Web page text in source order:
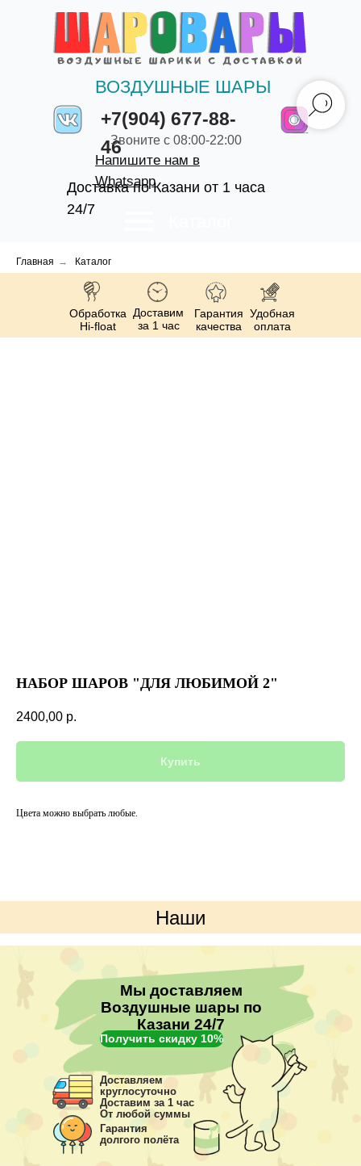
+7(904) 677-88-
46
ВОЗДУШНЫЕ ШАРЫ
Доставка по Казани от 1 часа
24/7
Звоните с 08:00-22:00
Напишите нам в
Whatsapp
Главная → Каталог
Обработка
Hi-float
Доставим
за 1 час
Гарантия
качества
Удобная
оплата
НАБОР ШАРОВ "ДЛЯ ЛЮБИМОЙ 2"
2400,00 р.
Купить
Цвета можно выбрать любые.
Наши
преимущества
Мы доставляем
Воздушные шары по
Казани 24/7
Получить скидку 10%
Доставляем
круглосуточно
Доставим за 1 час
От любой суммы
Гарантия
долгого полёта